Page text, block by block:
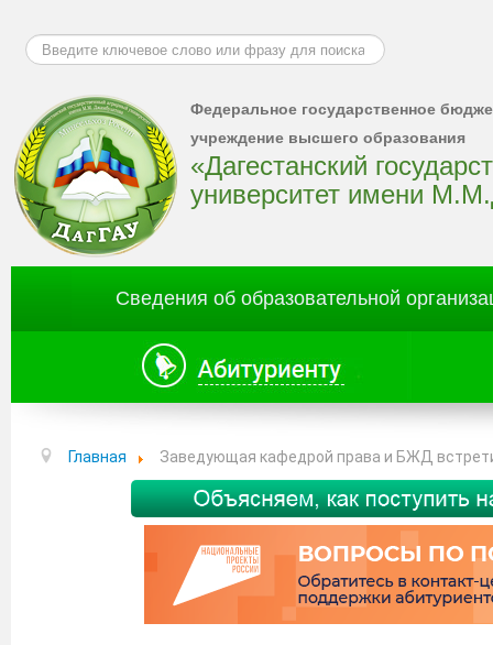
Искать...
Федеральное государственное
учреждение высшего образования
«Дагестанский
университет имени
Сведения об образовательной
Главная Заведующая кафедрой права и БЖД